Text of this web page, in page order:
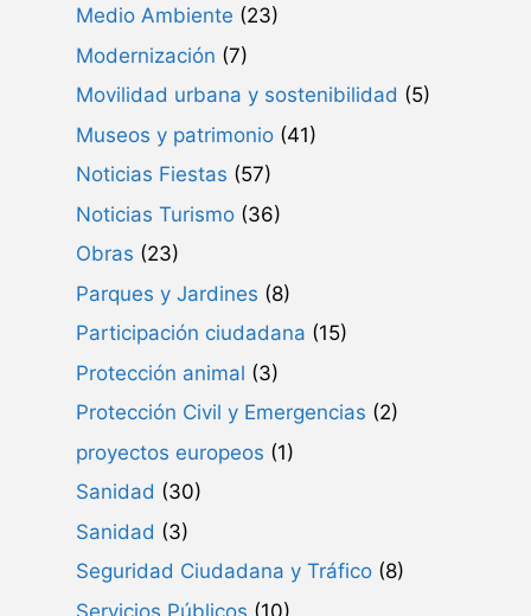
Medio Ambiente (23)
Modernización (7)
Movilidad urbana y sostenibilidad (5)
Museos y patrimonio (41)
Noticias Fiestas (57)
Noticias Turismo (36)
Obras (23)
Parques y Jardines (8)
Participación ciudadana (15)
Protección animal (3)
Protección Civil y Emergencias (2)
proyectos europeos (1)
Sanidad (30)
Sanidad (3)
Seguridad Ciudadana y Tráfico (8)
Servicios Públicos (10)